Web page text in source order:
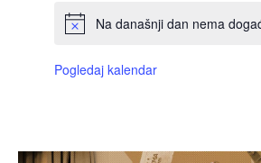
Na današnji dan nema
Pogledaj kalendar